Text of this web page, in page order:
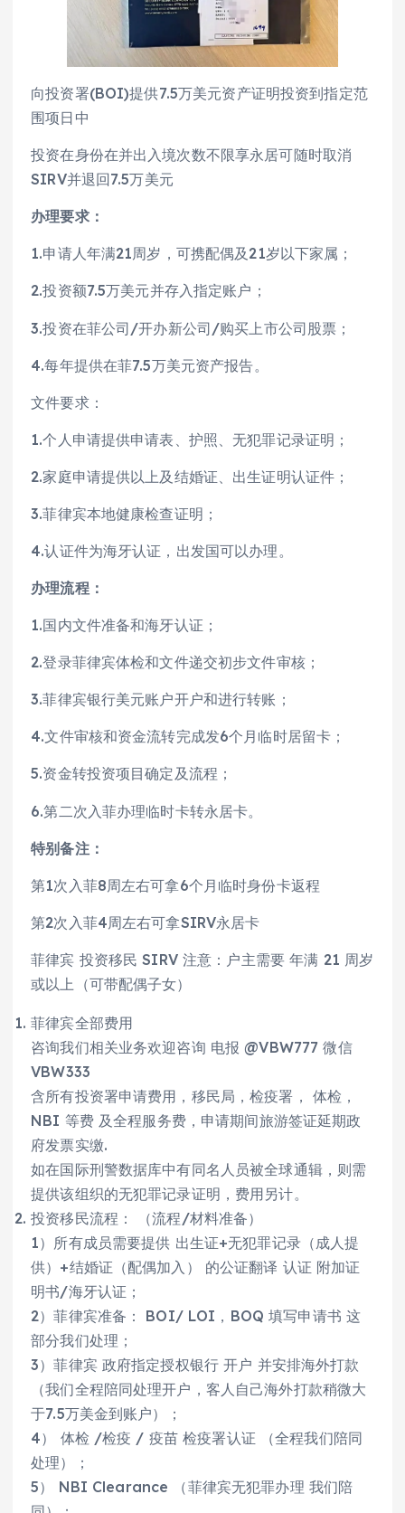
向投资署(BOI)提供7.5万美元资产证明投资到指定范
围项日中
投资在身份在并出入境次数不限享永居可随时取消
SIRV并退回7.5万美元
办理要求：
1.申请人年满21周岁，可携配偶及21岁以下家属；
2.投资额7.5万美元并存入指定账户；
3.投资在菲公司/开办新公司/购买上市公司股票；
4.每年提供在菲7.5万美元资产报告。
文件要求：
1.个人申请提供申请表、护照、无犯罪记录证明；
2.家庭申请提供以上及结婚证、出生证明认证件；
3.菲律宾本地健康检查证明；
4.认证件为海牙认证，出发国可以办理。
办理流程：
1.国内文件准备和海牙认证；
2.登录菲律宾体检和文件递交初步文件审核；
3.菲律宾银行美元账户开户和进行转账；
4.文件审核和资金流转完成发6个月临时居留卡；
5.资金转投资项目确定及流程；
6.第二次入菲办理临时卡转永居卡。
特别备注：
第1次入菲8周左右可拿6个月临时身份卡返程
第2次入菲4周左右可拿SIRV永居卡
菲律宾 投资移民 SIRV 注意：户主需要 年满 21 周岁
或以上（可带配偶子女）
菲律宾全部费用
咨询我们相关业务欢迎咨询 电报 @VBW777 微信
VBW333
含所有投资署申请费用，移民局，检疫署， 体检，
NBI 等费 及全程服务费，申请期间旅游签证延期政
府发票实缴.
如在国际刑警数据库中有同名人员被全球通辑，则需
提供该组织的无犯罪记录证明，费用另计。
投资移民流程： （流程/材料准备）
1）所有成员需要提供 出生证+无犯罪记录（成人提
供）+结婚证（配偶加入） 的公证翻译 认证 附加证
明书/海牙认证；
2）菲律宾准备： BOI/ LOI，BOQ 填写申请书 这
部分我们处理；
3）菲律宾 政府指定授权银行 开户 并安排海外打款
（我们全程陪同处理开户，客人自己海外打款稍微大
于7.5万美金到账户）；
4） 体检 /检疫 / 疫苗 检疫署认证 （全程我们陪同
处理）；
5） NBI Clearance （菲律宾无犯罪办理 我们陪